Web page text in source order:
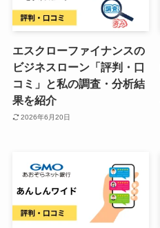
エスクローファイナンスの
ビジネスローン「評判・口
コミ」と私の調査・分析結
果を紹介
2026年6月20日